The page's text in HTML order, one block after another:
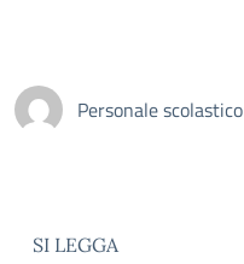
Personale scolastico
SI LEGGA